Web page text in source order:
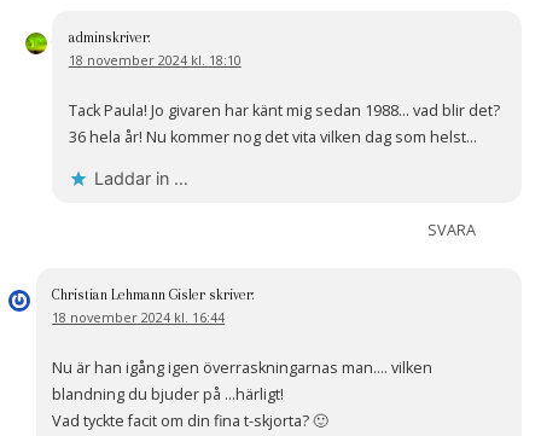
adminskriver:
18 november 2024 kl. 18:10
Tack Paula! Jo givaren har känt mig sedan 1988… vad blir det?
36 hela år! Nu kommer nog det vita vilken dag som helst…
Laddar in …
SVARA
Christian Lehmann Gisler skriver:
18 november 2024 kl. 16:44
Nu är han igång igen överraskningarnas man…. vilken
blandning du bjuder på …härligt!
Vad tyckte facit om din fina t-skjorta? 🙂